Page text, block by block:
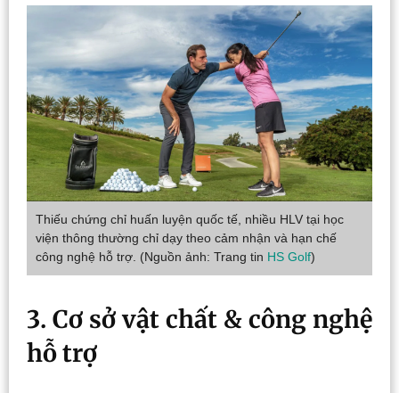
Thiếu chứng chỉ huấn luyện quốc tế, nhiều HLV tại học
viện thông thường chỉ dạy theo cảm nhận và hạn chế
công nghệ hỗ trợ. (Nguồn ảnh: Trang tin HS Golf)
3. Cơ sở vật chất & công nghệ
hỗ trợ